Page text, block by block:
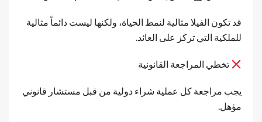
قد تكون الفيلا مثالية لنمط الحياة، ولكنها ليست دائماً مثالية
للملكية التي تركز على العائد.
تخطي المراجعة القانونية
يجب مراجعة كل عملية شراء دولية من قبل مستشار قانوني
مؤهل.